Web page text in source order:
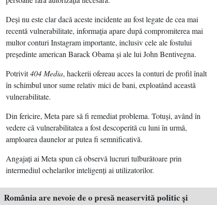
Deşi nu este clar dacă aceste incidente au fost legate de cea mai
recentă vulnerabilitate, informaţia apare după compromiterea mai
multor conturi Instagram importante, inclusiv cele ale fostului
preşedinte american Barack Obama şi ale lui John Bentivegna.
Potrivit404 Media, hackerii ofereau acces la conturi de profil înalt
în schimbul unor sume relativ mici de bani, exploatând această
vulnerabilitate.
Din fericire, Meta pare să fi remediat problema. Totuşi, având în
vedere că vulnerabilitatea a fost descoperită cu luni în urmă,
amploarea daunelor ar putea fi semnificativă.
Angajaţi ai Meta spun că observă lucruri tulburătoare prin
intermediul ochelarilor inteligenţi ai utilizatorilor.
România are nevoie de o presă neaservită politic şi